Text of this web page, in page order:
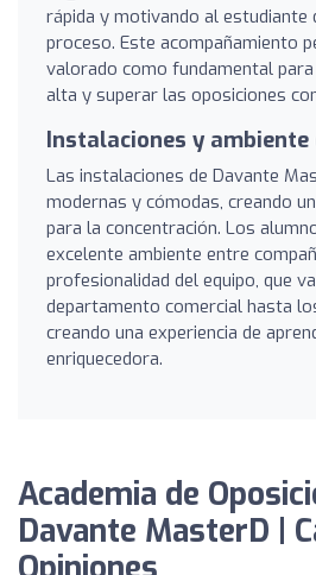
rápida y motivando al estudiante
proceso. Este acompañamiento
valorado como fundamental
alta y superar las oposiciones
Instalaciones y ambiente
Las instalaciones de Davante
modernas y cómodas, creando
para la concentración. Los
excelente ambiente entre
profesionalidad del equipo, que
departamento comercial hasta
creando una experiencia de
enriquecedora.
Academia de
Davante MasterD |